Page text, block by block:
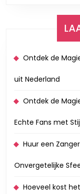
Ontdek de
uit Nederland
Ontdek de
Echte Fans met
Huur een
Onvergetelijke
Hoeveel kost